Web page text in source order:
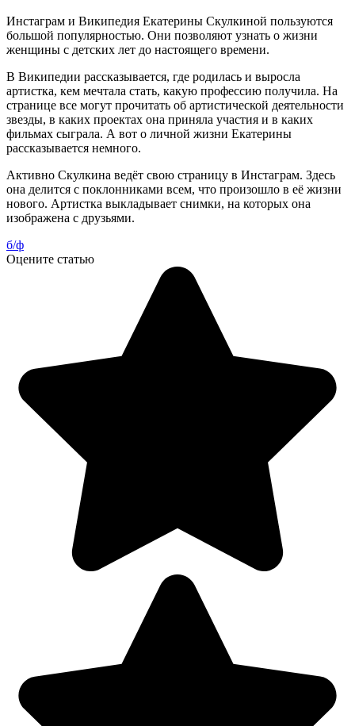
Инстаграм и Википедия Екатерины Скулкиной пользуются
большой популярностью. Они позволяют узнать о жизни
женщины с детских лет до настоящего времени.
В Википедии рассказывается, где родилась и выросла
артистка, кем мечтала стать, какую профессию получила. На
странице все могут прочитать об артистической деятельности
звезды, в каких проектах она приняла участия и в каких
фильмах сыграла. А вот о личной жизни Екатерины
рассказывается немного.
Активно Скулкина ведёт свою страницу в Инстаграм. Здесь
она делится с поклонниками всем, что произошло в её жизни
нового. Артистка выкладывает снимки, на которых она
изображена с друзьями.
б/ф
Оцените статью